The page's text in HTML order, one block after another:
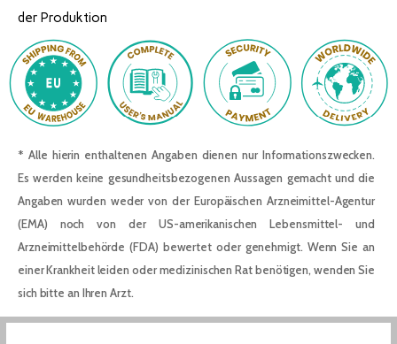
der Produktion
* Alle hierin enthaltenen Angaben dienen nur Informationszwecken.
Es werden keine gesundheitsbezogenen Aussagen gemacht und die
Angaben wurden weder von der Europäischen Arzneimittel-Agentur
(EMA) noch von der US-amerikanischen Lebensmittel- und
Arzneimittelbehörde (FDA) bewertet oder genehmigt. Wenn Sie an
einer Krankheit leiden oder medizinischen Rat benötigen, wenden Sie
sich bitte an Ihren Arzt.